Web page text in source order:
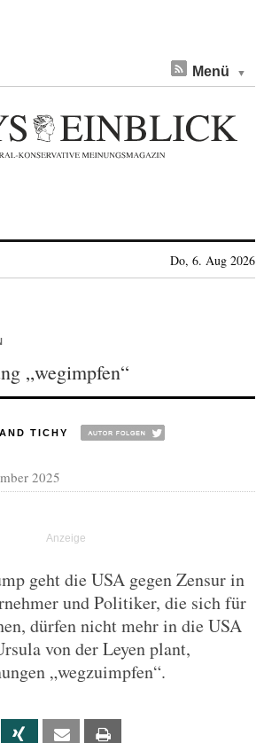
Menü
Do, 6. Aug 2026
„wegimpfen“
TICHY
2025
geht die USA gegen Zensur in
und Politiker, die sich für
dürfen nicht mehr in die USA
von der Leyen plant,
„wegzuimpfen“.
Linkedin Xing Email